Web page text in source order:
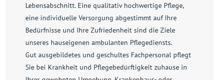
Lebensabschnitt. Eine qualitativ hochwertige Pflege,
eine individuelle Versorgung abgestimmt auf Ihre
Bedürfnisse und Ihre Zufriedenheit sind die Ziele
unseres hauseigenen ambulanten Pflegediensts.
Gut ausgebildetes und geschultes Fachpersonal pflegt
Sie bei Krankheit und Pflegebedürftigkeit zuhause in